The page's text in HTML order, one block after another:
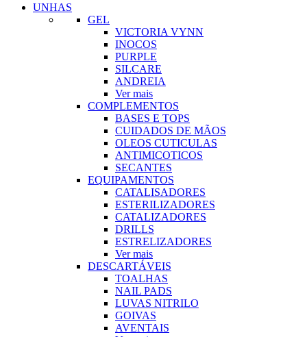
UNHAS
GEL
VICTORIA VYNN
INOCOS
PURPLE
SILCARE
ANDREIA
Ver mais
COMPLEMENTOS
BASES E TOPS
CUIDADOS DE MÃOS
OLEOS CUTICULAS
ANTIMICOTICOS
SECANTES
EQUIPAMENTOS
CATALISADORES
ESTERILIZADORES
CATALIZADORES
DRILLS
ESTRELIZADORES
Ver mais
DESCARTÁVEIS
TOALHAS
NAIL PADS
LUVAS NITRILO
GOIVAS
AVENTAIS